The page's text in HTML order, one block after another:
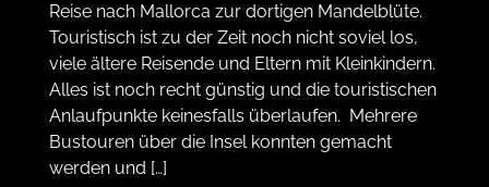
Reise nach Mallorca zur dortigen Mandelblüte.
Touristisch ist zu der Zeit noch nicht soviel los,
viele ältere Reisende und Eltern mit Kleinkindern.
Alles ist noch recht günstig und die touristischen
Anlaufpunkte keinesfalls überlaufen. Mehrere
Bustouren über die Insel konnten gemacht
werden und […]